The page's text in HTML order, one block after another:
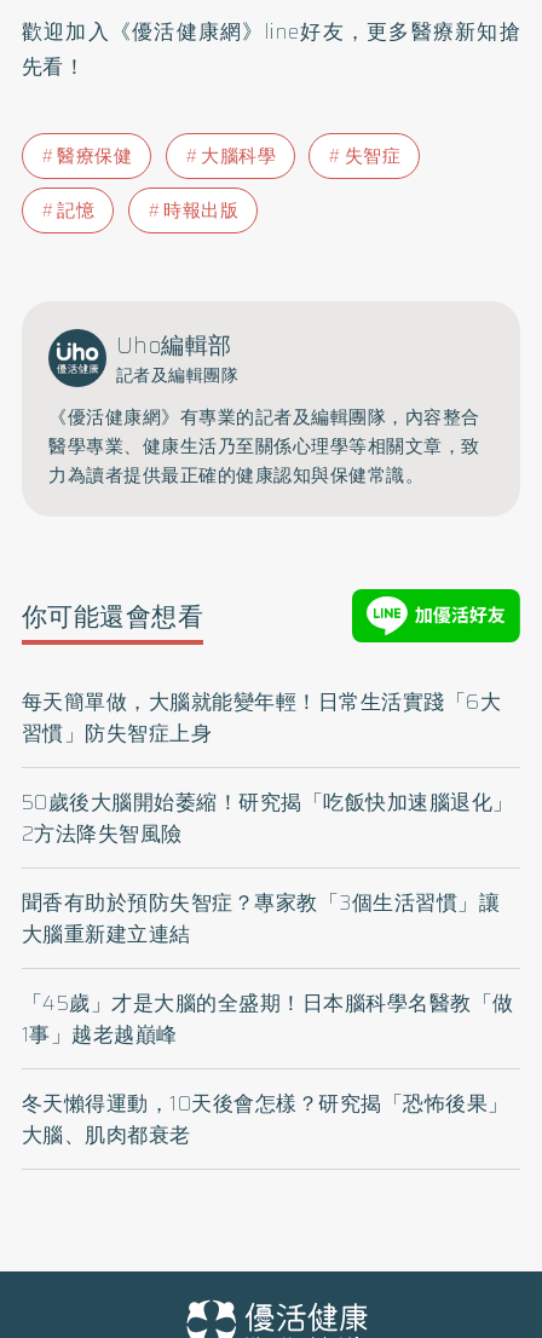
歡迎加入 《優活健康網》line好友 ，更多醫療新知搶
先看！
醫療保健 大腦科學
失智症
記憶
時報出版
Uho編輯部
記者及編輯團隊
《優活健康網》有專業的記者及編輯團隊，內容整合
醫學專業、健康生活乃至關係心理學等相關文章，致
力為讀者提供最正確的健康認知與保健常識。
你可能還會想看
每天簡單做，大腦就能變年輕！日常生活實踐「6大
習慣」防失智症上身
50歲後大腦開始萎縮！研究揭「吃飯快加速腦退化」
2方法降失智風險
聞香有助於預防失智症？專家教「3個生活習慣」讓
大腦重新建立連結
「45歲」才是大腦的全盛期！日本腦科學名醫教「做
1事」越老越巔峰
冬天懶得運動，10天後會怎樣？研究揭「恐怖後果」
大腦、肌肉都衰老